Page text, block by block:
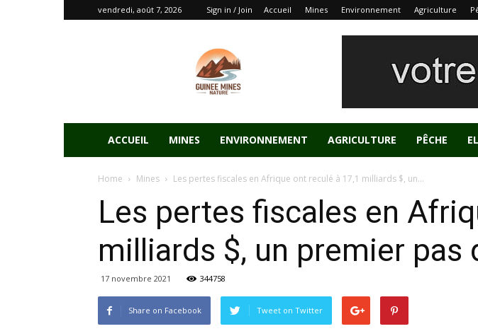
vendredi, août 7, 2026 Sign in / Join Accueil Mines Environnement Agriculture
ACCUEIL MINES ENVIRONNEMENT AGRICULTURE PÊCHE
Home Mines Les pertes fiscales en Afrique ont reculé à 17,1 milliards $, un...
Les pertes fiscales en
milliards $, un premier pas
17 novembre 2021 344758
Share on Facebook Tweet on Twitter